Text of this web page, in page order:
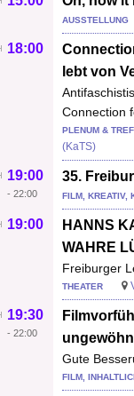
AUSSTELLUNG
lebt von
Connection
18:00
PLENUM &
(KaTS)
35.
19:00
- 22:00 FILM, KREATIV,
HANNS
WAHRE
Freiburger
19:00
THEATER
Gute
19:30
- 22:00
FILM,